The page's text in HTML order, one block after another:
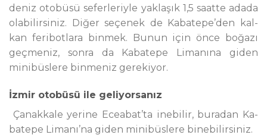
de­niz oto­bü­sü se­fer­le­ri­yle yaklaşık 1,5 saatte adada
olabilirsiniz. Diğer seçenek de Ka­ba­te­pe’den kal­
kan feribotlara bi­nmek. Bu­nun için ön­ce bo­ğa­zı
geçmeniz, son­ra da Ka­ba­te­pe Li­ma­nı­na gi­den
minibüslere bin­meniz ge­re­ki­yor.
İz­mir otobüsü ile ge­liyorsanız
Çanakkale yerine Ecea­bat’ta inebilir, buradan Ka­
ba­te­pe Li­ma­nı’­na giden minibüslere binebilirsiniz.